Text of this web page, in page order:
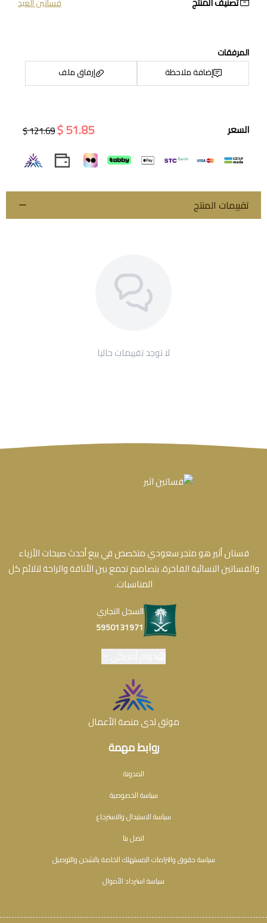
المرفقات
إضافة ملاحظة
إرفاق ملف
اسحب و افلت الملف هنا
السعر 51.85 $
121.69 $
تقييمات المنتج
لا توجد تقييمات حاليا
روابط مهمة
المدونة
سياسة الخصوصية
سياسة الاستبدال والاسترجاع
اتصل بنا
سياسة حقوق والتزامات المستهلك الخاصة بالشحن والتوصيل
سياسة استرداد الأموال
فستان أثير هو متجر سعودي متخصص في بيع أحدث صيحات الأزياء
والفساتين النسائية الفاخرة، بتصاميم تجمع بين الأناقة والراحة لتلائم كل
المناسبات.
السجل التجاري
5950131971
موثق لدى منصة الأعمال